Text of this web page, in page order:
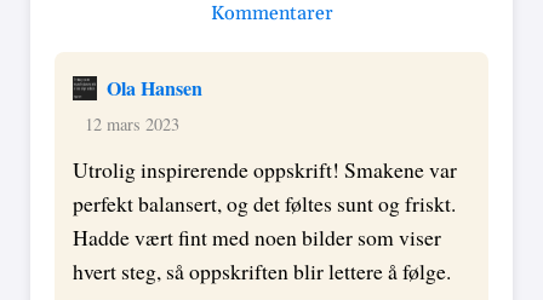
Kommentarer
Ola Hansen
12 mars 2023
Utrolig inspirerende oppskrift! Smakene var
perfekt balansert, og det føltes sunt og friskt.
Hadde vært fint med noen bilder som viser
hvert steg, så oppskriften blir lettere å følge.